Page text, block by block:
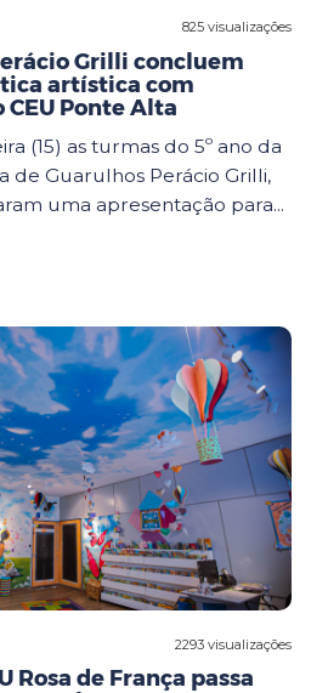
825 visualizações
Grilli concluem
artística com
Ponte Alta
(15) as turmas do 5º ano da
de Guarulhos Perácio Grilli,
uma apresentação para...
2293 visualizações
Rosa de França passa